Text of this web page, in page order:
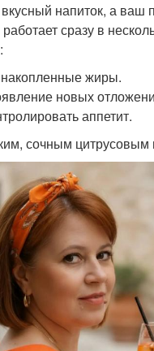
напиток, а ваш
сразу в
жиры.
новых
аппетит.
сочным цитрусовым